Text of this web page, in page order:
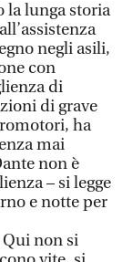
lunga storia
negli asili,
con
di
di grave
ha
mai
non è
– si legge
e notte per
Qui non si